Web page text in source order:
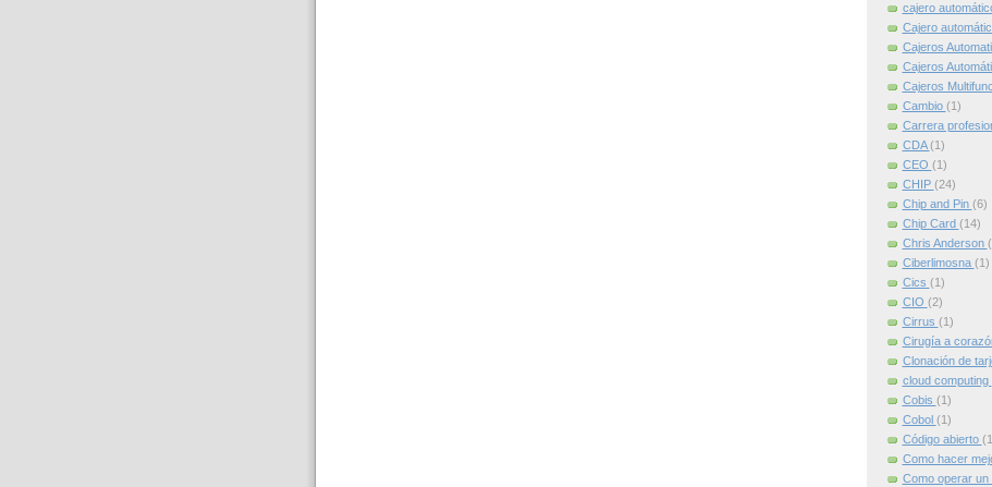
cajero
Cajero
Cajeros
Cajeros
Cajeros
Cambio (1)
Carrera
CDA(1)
CEO (1)
CHIP (24)
Chip and Pin (6)
Chip Card (14)
Chris Anderson
Ciberlimosna (1)
Cics (1)
CIO (2)
Cirrus (1)
Cirugía a
Clonación de
cloud computing
Cobis (1)
Cobol (1)
Código abierto
Como hacer
Como operar